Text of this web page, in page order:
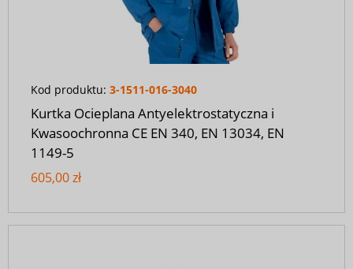
Kod produktu: 3-1511-016-3040
Kurtka Ocieplana Antyelektrostatyczna i
Kwasoochronna CE EN 340, EN 13034, EN
1149-5
605,00 zł